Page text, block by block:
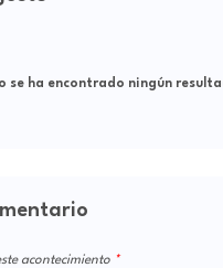
se ha encontrado ningún
acontecimiento